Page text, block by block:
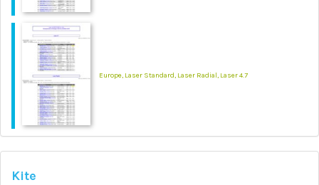
Europe, Laser Standard, Laser Radial, Laser 4.7
Kite